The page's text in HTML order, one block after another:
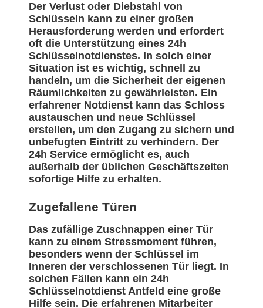
Der Verlust oder Diebstahl von
Schlüsseln kann zu einer großen
Herausforderung werden und erfordert
oft die Unterstützung eines 24h
Schlüsselnotdienstes. In solch einer
Situation ist es wichtig, schnell zu
handeln, um die Sicherheit der eigenen
Räumlichkeiten zu gewährleisten. Ein
erfahrener Notdienst kann das Schloss
austauschen und neue Schlüssel
erstellen, um den Zugang zu sichern und
unbefugten Eintritt zu verhindern. Der
24h Service ermöglicht es, auch
außerhalb der üblichen Geschäftszeiten
sofortige Hilfe zu erhalten.
Zugefallene Türen
Das zufällige Zuschnappen einer Tür
kann zu einem Stressmoment führen,
besonders wenn der Schlüssel im
Inneren der verschlossenen Tür liegt. In
solchen Fällen kann ein 24h
Schlüsselnotdienst Antfeld eine große
Hilfe sein. Die erfahrenen Mitarbeiter